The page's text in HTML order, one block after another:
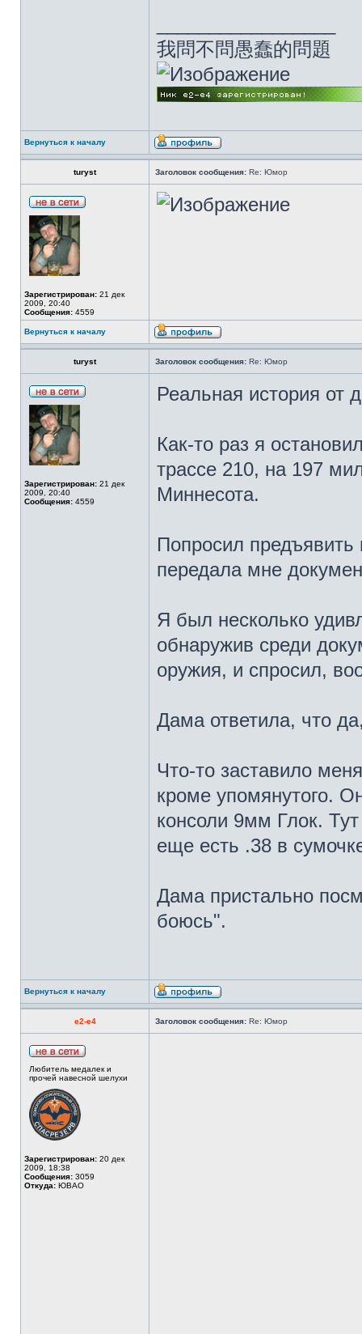
我問不問愚蠢的問題
Вернуться к началу
turyst Заголовок сообщения: Re: Юмор
Зарегистрирован: 21 дек
2009, 20:40
Сообщения: 4559
Вернуться к началу
turyst Заголовок сообщения: Re: Юмор
Зарегистрирован: 21 дек
2009, 20:40
Сообщения: 4559
Реальная история от
Как-то раз я
трассе 210, на 197
Миннесота.
Попросил предъявить
передала мне
Я был несколько
обнаружив среди
оружия, и спросил,
Дама ответила, что
Что-то заставило
кроме упомянутого.
консоли 9мм Глок.
еще есть .38 в
Дама пристально
боюсь".
Вернуться к началу
e2-e4 Заголовок сообщения: Re: Юмор
Любитель медалек и
прочей навесной шелухи
Зарегистрирован: 20 дек
2009, 18:38
Сообщения: 3059
Откуда: ЮВАО